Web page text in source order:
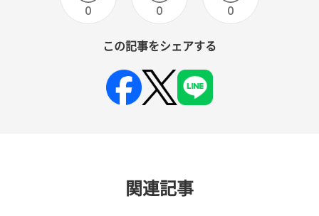
0 0 0
この記事をシェアする
関連記事